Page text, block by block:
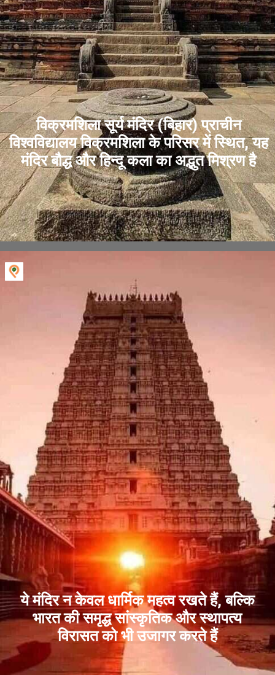
विक्रमशिला सूर्य मंदिर (बिहार) प्राचीन
विश्वविद्यालय विक्रमशिला के परिसर में स्थित, यह
मंदिर बौद्ध और हिन्दू कला का अद्भुत मिश्रण है
ये मंदिर न केवल धार्मिक महत्व रखते हैं, बल्कि
भारत की समृद्ध सांस्कृतिक और स्थापत्य
विरासत को भी उजागर करते हैं